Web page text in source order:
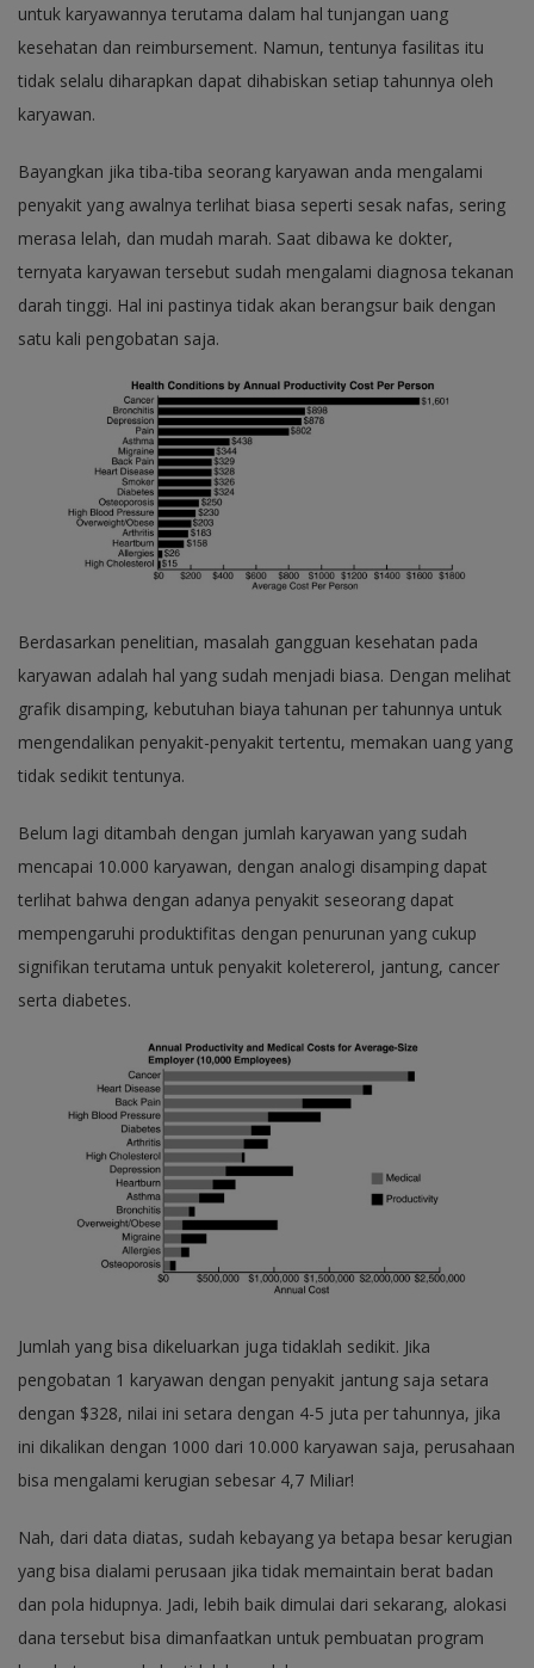
untuk karyawannya terutama dalam hal tunjangan uang
kesehatan dan reimbursement. Namun, tentunya fasilitas itu
tidak selalu diharapkan dapat dihabiskan setiap tahunnya oleh
karyawan.
Bayangkan jika tiba-tiba seorang karyawan anda mengalami
penyakit yang awalnya terlihat biasa seperti sesak nafas, sering
merasa lelah, dan mudah marah. Saat dibawa ke dokter,
ternyata karyawan tersebut sudah mengalami diagnosa tekanan
darah tinggi. Hal ini pastinya tidak akan berangsur baik dengan
satu kali pengobatan saja.
Berdasarkan penelitian, masalah gangguan kesehatan pada
karyawan adalah hal yang sudah menjadi biasa. Dengan melihat
grafik disamping, kebutuhan biaya tahunan per tahunnya untuk
mengendalikan penyakit-penyakit tertentu, memakan uang yang
tidak sedikit tentunya.
Belum lagi ditambah dengan jumlah karyawan yang sudah
mencapai 10.000 karyawan, dengan analogi disamping dapat
terlihat bahwa dengan adanya penyakit seseorang dapat
mempengaruhi produktifitas dengan penurunan yang cukup
signifikan terutama untuk penyakit koletererol, jantung, cancer
serta diabetes.
Jumlah yang bisa dikeluarkan juga tidaklah sedikit. Jika
pengobatan 1 karyawan dengan penyakit jantung saja setara
dengan $328, nilai ini setara dengan 4-5 juta per tahunnya, jika
ini dikalikan dengan 1000 dari 10.000 karyawan saja, perusahaan
bisa mengalami kerugian sebesar 4,7 Miliar!
Nah, dari data diatas, sudah kebayang ya betapa besar kerugian
yang bisa dialami perusaan jika tidak memaintain berat badan
dan pola hidupnya. Jadi, lebih baik dimulai dari sekarang, alokasi
dana tersebut bisa dimanfaatkan untuk pembuatan program